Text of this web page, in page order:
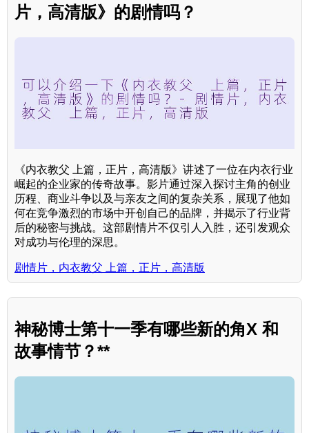
片，高清版》的剧情吗？
《内衣教父 上篇，正片，高清版》讲述了一位在内衣行业
崛起的企业家的传奇故事。影片通过深入探讨主角的创业
历程、商业斗争以及与亲友之间的复杂关系，展现了他如
何在竞争激烈的市场中开创自己的品牌，并揭示了行业背
后的秘密与挑战。这部剧情片不仅引人入胜，还引发观众
对成功与伦理的深思。
剧情片，内衣教父 上篇，正片，高清版
神秘博士第十一季有哪些新的角X 和
故事情节？**